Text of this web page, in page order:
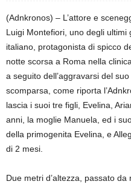
(Adnkronos) – L’attore e
Luigi Montefiori, uno degli
italiano, protagonista di spicco
notte scorsa a Roma nella
a seguito dell’aggravarsi del
scomparsa, come riporta
lascia i suoi tre figli, Evelina,
anni, la moglie Manuela, ed i
della primogenita Evelina, e
di 2 mesi.
Due metri d’altezza, passato